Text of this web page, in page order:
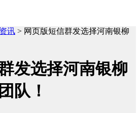
讯 > 网页版短信群发选择河南银柳
发选择河南银柳
队！